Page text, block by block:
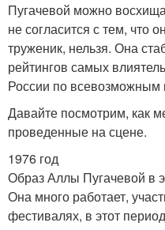
Пугачевой можно
не согласится с тем, что
труженик, нельзя. Она
рейтингов самых
России по всевозможным
Давайте посмотрим, как
проведенные на сцене.
1976 год
Образ Аллы Пугачевой в
Она много работает,
фестивалях, в этот